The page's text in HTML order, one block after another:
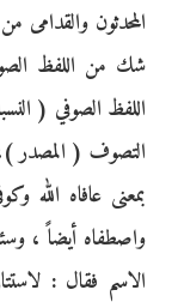
المحدثون
شك من اللفظ
اللفظ الصوفي (
التصوف ( المصدر
بمعنى عافاه الله
واصطفاه أيضاً ،
الاسم فقال :